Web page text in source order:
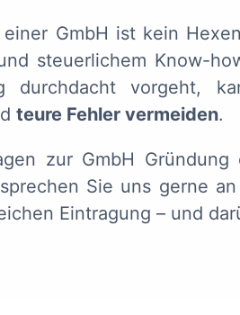
einer GmbH ist kein
steuerlichem Know-
durchdacht vorgeht,
teure Fehler vermeiden.
zur GmbH
Sie uns gerne
Eintragung – und